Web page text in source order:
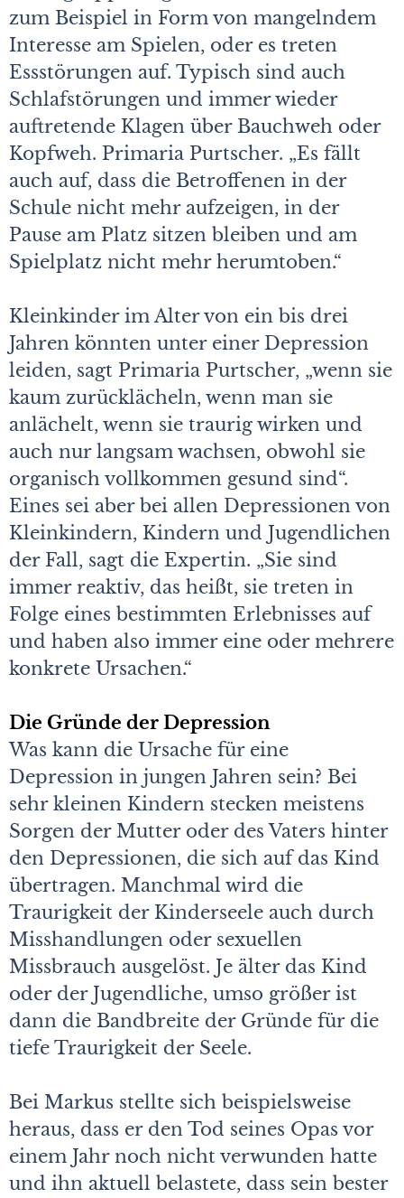
zum Beispiel in Form von mangelndem
Interesse am Spielen, oder es treten
Essstörungen auf. Typisch sind auch
Schlafstörungen und immer wieder
auftretende Klagen über Bauchweh oder
Kopfweh. Primaria Purtscher. „Es fällt
auch auf, dass die Betroffenen in der
Schule nicht mehr aufzeigen, in der
Pause am Platz sitzen bleiben und am
Spielplatz nicht mehr herumtoben.“
Kleinkinder im Alter von ein bis drei
Jahren könnten unter einer Depression
leiden, sagt Primaria Purtscher, „wenn sie
kaum zurücklächeln, wenn man sie
anlächelt, wenn sie traurig wirken und
auch nur langsam wachsen, obwohl sie
organisch vollkommen gesund sind“.
Eines sei aber bei allen Depressionen von
Kleinkindern, Kindern und Jugendlichen
der Fall, sagt die Expertin. „Sie sind
immer reaktiv, das heißt, sie treten in
Folge eines bestimmten Erlebnisses auf
und haben also immer eine oder mehrere
konkrete Ursachen.“
Die Gründe der Depression
Was kann die Ursache für eine
Depression in jungen Jahren sein? Bei
sehr kleinen Kindern stecken meistens
Sorgen der Mutter oder des Vaters hinter
den Depressionen, die sich auf das Kind
übertragen. Manchmal wird die
Traurigkeit der Kinderseele auch durch
Misshandlungen oder sexuellen
Missbrauch ausgelöst. Je älter das Kind
oder der Jugendliche, umso größer ist
dann die Bandbreite der Gründe für die
tiefe Traurigkeit der Seele.
Bei Markus stellte sich beispielsweise
heraus, dass er den Tod seines Opas vor
einem Jahr noch nicht verwunden hatte
und ihn aktuell belastete, dass sein bester